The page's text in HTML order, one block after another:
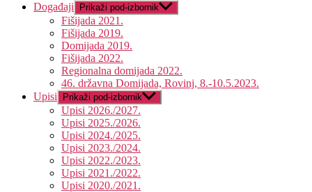
Događaji
Prikaži pod-izbornik
Fišijada 2021.
Fišijada 2019.
Domijada 2019.
Fišijada 2022.
Regionalna domijada 2022.
46. državna Domijada, Rovinj, 8.-10.5.2023.
Upisi
Prikaži pod-izbornik
Upisi 2026./2027.
Upisi 2025./2026.
Upisi 2024./2025.
Upisi 2023./2024.
Upisi 2022./2023.
Upisi 2021./2022.
Upisi 2020./2021.